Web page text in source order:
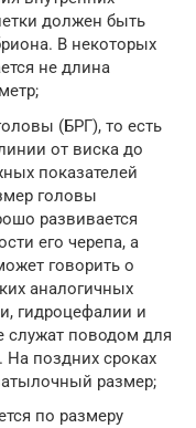
должен быть
В некоторых
не длина
(БРГ), то есть
от виска до
показателей
головы
развивается
его черепа, а
говорить о
аналогичных
гидроцефалии и
служат поводом для
поздних сроках
размер;
по размеру